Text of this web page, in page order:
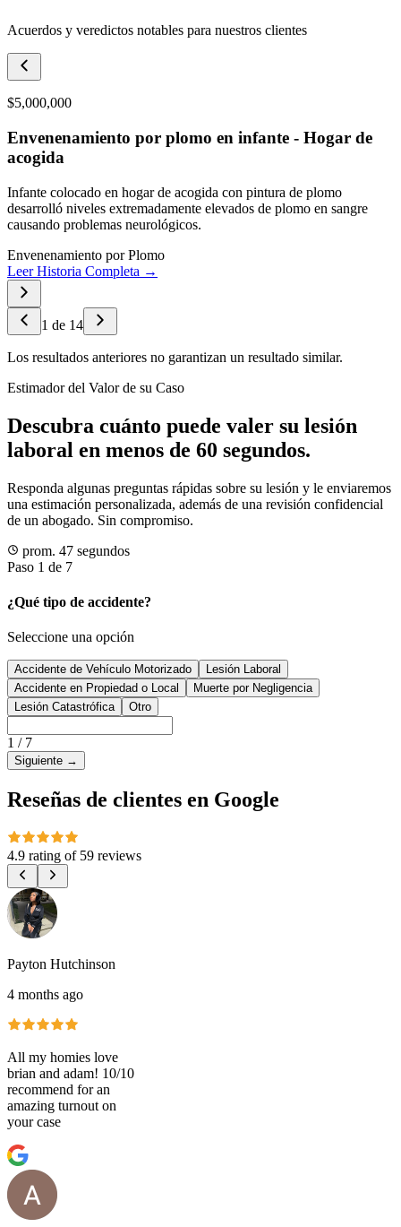
Acuerdos y veredictos notables para nuestros clientes
$5,000,000
Envenenamiento por plomo en infante - Hogar de
acogida
Infante colocado en hogar de acogida con pintura de plomo
desarrolló niveles extremadamente elevados de plomo en sangre
causando problemas neurológicos.
Envenenamiento por Plomo
Leer Historia Completa →
1 de 14
Los resultados anteriores no garantizan un resultado similar.
Estimador del Valor de su Caso
Descubra cuánto puede valer su lesión
laboral en menos de 60 segundos.
Responda algunas preguntas rápidas sobre su lesión y le enviaremos
una estimación personalizada, además de una revisión confidencial
de un abogado. Sin compromiso.
prom. 47 segundos
Paso 1 de 7
¿Qué tipo de accidente?
Seleccione una opción
Accidente de Vehículo Motorizado
Lesión Laboral
Accidente en Propiedad o Local
Muerte por Negligencia
Lesión Catastrófica
Otro
1 / 7
Siguiente →
Reseñas de clientes en Google
4.9 rating of 59 reviews
Payton Hutchinson
4 months ago
All my homies love
brian and adam! 10/10
recommend for an
amazing turnout on
your case